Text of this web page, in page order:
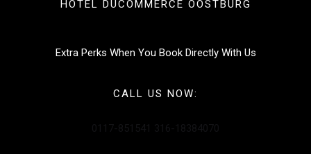
HOTEL DUCOMMERCE OOSTBURG
Extra Perks When You Book Directly With Us
CALL US NOW: